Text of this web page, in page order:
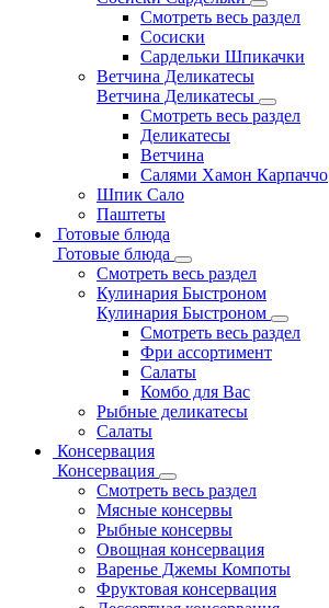
Смотреть весь раздел
Сосиски
Сардельки Шпикачки
Ветчина Деликатесы
Ветчина Деликатесы
Смотреть весь раздел
Деликатесы
Ветчина
Салями Хамон Карпаччо
Шпик Сало
Паштеты
Готовые блюда
Готовые блюда
Смотреть весь раздел
Кулинария Быстроном
Кулинария Быстроном
Смотреть весь раздел
Фри ассортимент
Салаты
Комбо для Вас
Рыбные деликатесы
Салаты
Консервация
Консервация
Смотреть весь раздел
Мясные консервы
Рыбные консервы
Овощная консервация
Варенье Джемы Компоты
Фруктовая консервация